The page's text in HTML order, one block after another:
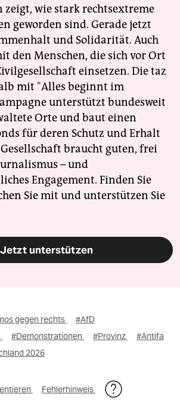
zeigt, wie stark rechtsextreme
geworden sind. Gerade jetzt
und Solidarität. Auch
den Menschen, die sich vor Ort
einsetzen. Die taz
mit "Alles beginnt im
unterstützt bundesweit
Orte und baut einen
für deren Schutz und Erhalt
braucht guten, frei
– und
Engagement. Finden Sie
Sie mit und unterstützen Sie
Jetzt unterstützen
gegen rechts
#AfD
#Demonstrationen #Provinz
#Antifa
2026
Fehlerhinweis